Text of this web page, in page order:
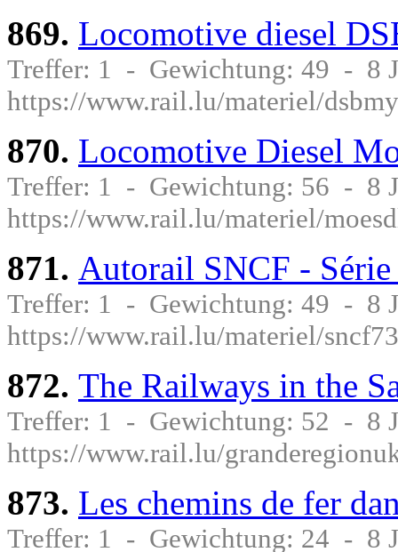
869. Locomotive diesel
Treffer: 1 - Gewichtung: 49 - 8
https://www.rail.lu/materiel/
870. Locomotive Diesel
Treffer: 1 - Gewichtung: 56 - 8
https://www.rail.lu/materiel/
871. Autorail SNCF -
Treffer: 1 - Gewichtung: 49 - 8
https://www.rail.lu/materiel/
872. The Railways in the
Treffer: 1 - Gewichtung: 52 - 8
https://www.rail.lu/
873. Les chemins de fer
Treffer: 1 - Gewichtung: 24 - 8